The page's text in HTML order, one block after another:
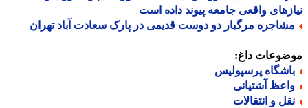
واقعی جامعه پیوند داده است
مرگبار دو دوست قدیمی در پارک سعادت آباد تهران
داغ:
پرسپولیس
آشتیانی
و انتقالات